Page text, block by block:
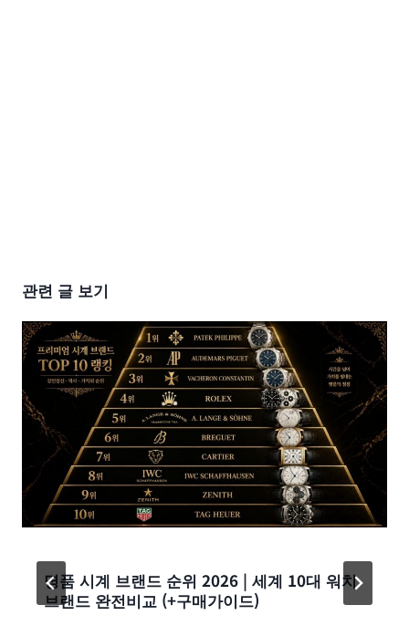
관련 글 보기
명품 시계 브랜드 순위 2026 | 세계 10대 워치
브랜드 완전비교 (+구매가이드)